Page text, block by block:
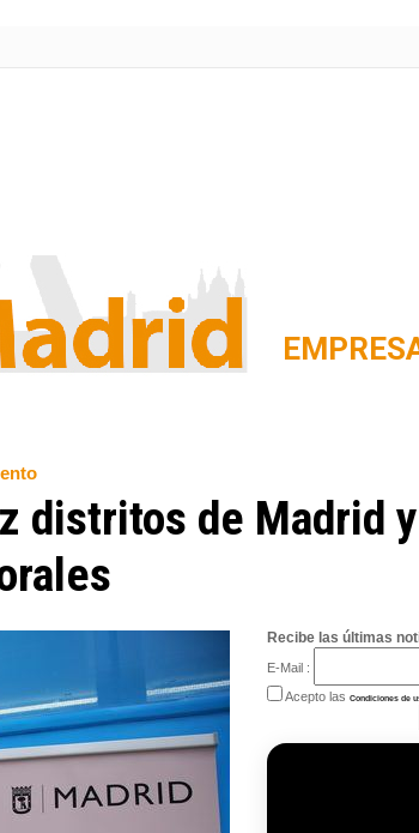
distritos de Madrid
Recibe las últimas
E-Mail :
Acepto las Condiciones de